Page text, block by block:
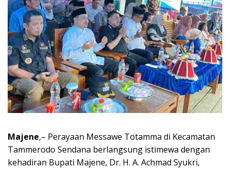
Majene,– Perayaan Messawe Totamma di Kecamatan
Tammerodo Sendana berlangsung istimewa dengan
kehadiran Bupati Majene, Dr. H. A. Achmad Syukri,